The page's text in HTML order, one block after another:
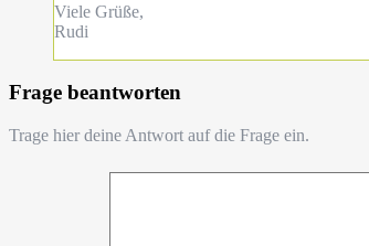
Viele Grüße,
Rudi
Frage beantworten
Trage hier deine Antwort auf die Frage ein.